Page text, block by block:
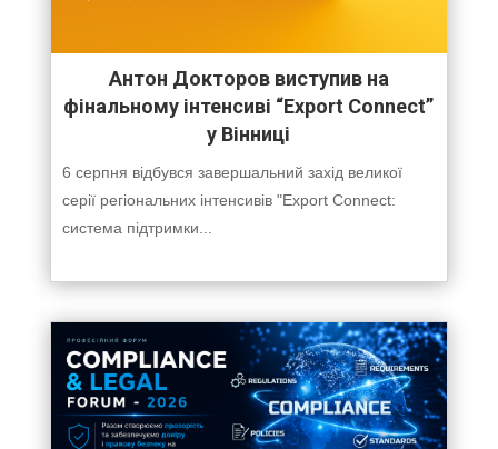
Антон Докторов виступив на
фінальному інтенсиві “Export Connect”
у Вінниці
6 серпня відбувся завершальний захід великої
серії регіональних інтенсивів "Export Connect:
система підтримки...